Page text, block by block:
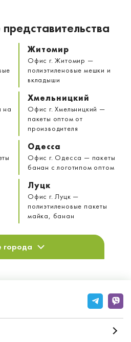
Житомир
Офис г. Житомир —
полиэтиленовые мешки и
вкладыши
на
Хмельницкий
Офис г. Хмельницкий —
пакеты оптом от
производителя
Одесса
Офис г. Одесса — пакеты
банан с логотипом оптом
Луцк
Офис г. Луцк —
полиэтиленовые пакеты
майка, банан
города